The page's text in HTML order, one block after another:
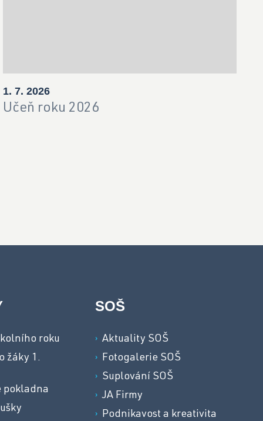
1. 7. 2026
Učeň roku 2026
roku
žáky 1.
pokladna
SOŠ
Aktuality SOŠ
Fotogalerie SOŠ
Suplování SOŠ
JA Firmy
Podnikavost a kreativita